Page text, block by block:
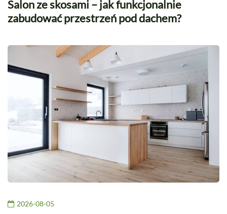
Salon ze skosami – jak funkcjonalnie
zabudować przestrzeń pod dachem?
2026-08-05